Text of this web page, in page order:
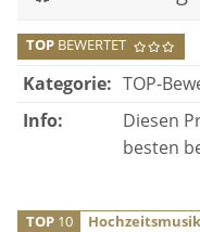
TOP BEWERTET
Kategorie: TOP-
Info:
Diesen
besten
TOP 10 Hochzeitsmusik